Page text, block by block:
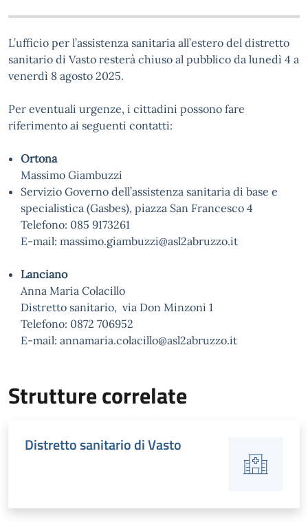
L’ufficio per l’assistenza sanitaria all’estero del distretto
sanitario di Vasto resterà chiuso al pubblico da lunedì 4 a
venerdì 8 agosto 2025.
Per eventuali urgenze, i cittadini possono fare
riferimento ai seguenti contatti:
Ortona
Massimo Giambuzzi
Servizio Governo dell’assistenza sanitaria di base e
specialistica (Gasbes), piazza San Francesco 4
Telefono: 085 9173261
E-mail: massimo.giambuzzi@asl2abruzzo.it
Lanciano
Anna Maria Colacillo
Distretto sanitario, via Don Minzoni 1
Telefono: 0872 706952
E-mail: annamaria.colacillo@asl2abruzzo.it
Strutture correlate
Distretto sanitario di Vasto